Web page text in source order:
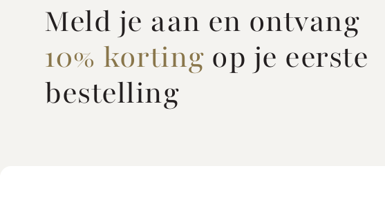
Meld je aan en ontvang
10% korting op je eerste
bestelling